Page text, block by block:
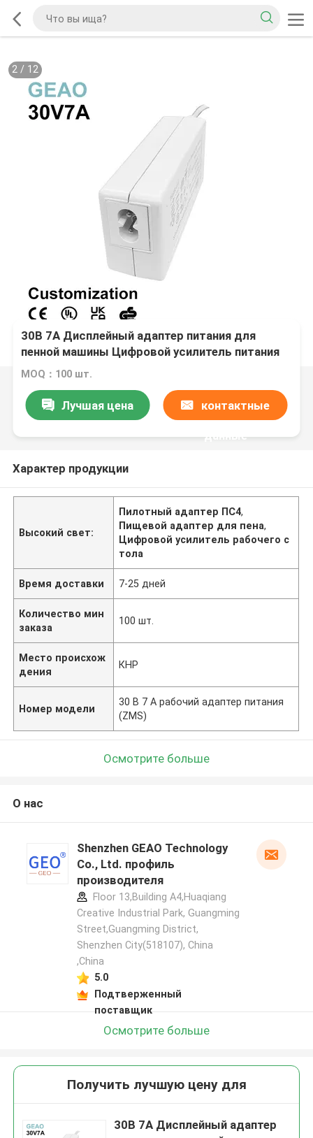
2/ 12
30В 7А Дисплейный адаптер питания для
пенной машины Цифровой усилитель питания
Ногтевая лампа Ps4
MOQ：100 шт.
Лучшая цена контактные
данные
Характер продукции
Высокий свет:
Пилотный адаптер ПС4,
Пищевой адаптер для пена,
Цифровой усилитель рабочего с
тола
Время доставки 7-25 дней
Количество мин
заказа
100 шт.
Место происхож
дения
КНР
Номер модели
30 В 7 А рабочий адаптер питания
(ZMS)
Осмотрите больше
О нас
Shenzhen GEAO Technology
Co., Ltd. профиль
производителя
Floor 13,Building A4,Huaqiang
Creative Industrial Park, Guangming
Street,Guangming District,
Shenzhen City(518107), China
,China
5.0
Подтверженный
поставщик
Осмотрите больше
Получить лучшую цену для
30В 7А Дисплейный адаптер